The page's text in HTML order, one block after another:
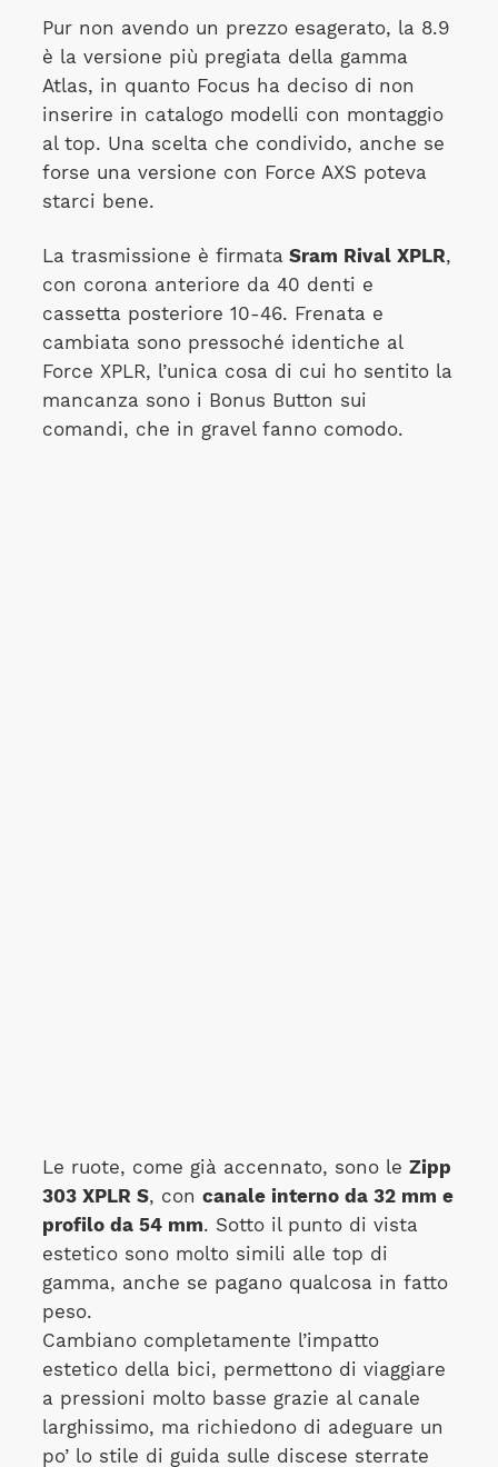
Pur non avendo un prezzo esagerato, la 8.9
è la versione più pregiata della gamma
Atlas, in quanto Focus ha deciso di non
inserire in catalogo modelli con montaggio
al top. Una scelta che condivido, anche se
forse una versione con Force AXS poteva
starci bene.
La trasmissione è firmataSram Rival XPLR,
con corona anteriore da 40 denti e
cassetta posteriore 10-46. Frenata e
cambiata sono pressoché identiche al
Force XPLR, l’unica cosa di cui ho sentito la
mancanza sono i Bonus Button sui
comandi, che in gravel fanno comodo.
Le ruote, come già accennato, sono le Zipp
303 XPLR S, con canale interno da 32 mm e
profilo da 54 mm. Sotto il punto di vista
estetico sono molto simili alle top di
gamma, anche se pagano qualcosa in fatto
peso.
Cambiano completamente l’impatto
estetico della bici, permettono di viaggiare
a pressioni molto basse grazie al canale
larghissimo, ma richiedono di adeguare un
po’ lo stile di guida sulle discese sterrate